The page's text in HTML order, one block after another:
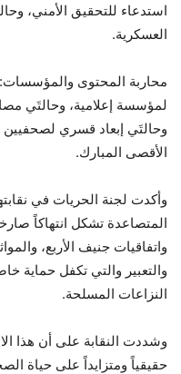
استدعاء للتحقيق الأمني،
العسكرية.
محاربة المحتوى
لمؤسسة إعلامية، وحالتَي
وحالتَي إبعاد قسري لصحفيين
الأقصى المبارك.
وأكدت لجنة الحريات في
المتصاعدة تشكل انتهاكاً
واتفاقيات جنيف الأربع،
والتعبير والتي تكفل حماية
النزاعات المسلحة.
وشددت النقابة على أن هذا
حقيقياً ومتزايداً على حياة